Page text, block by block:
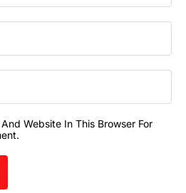
Website In This Browser For